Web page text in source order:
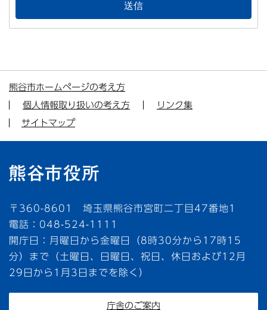
熊谷市ホームページの考え方
個人情報取り扱いの考え方
リンク集
サイトマップ
〒360-8601 埼玉県熊谷市宮町二丁目47番地1
電話：048-524-1111
開庁日：月曜日から金曜日（8時30分から17時15
分）まで（土曜日、日曜日、祝日、休日および12月
29日から1月3日までを除く）
庁舎のご案内